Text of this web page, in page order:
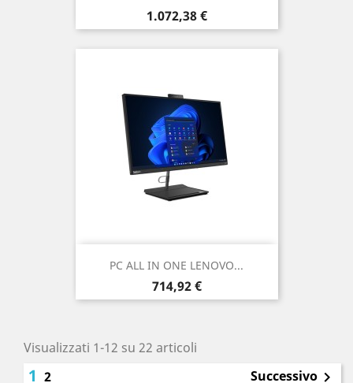
Prezzo
1.072,38 €
PC ALL IN ONE LENOVO...
Prezzo
714,92 €
Visualizzati 1-12 su 22 articoli
1 2 Successivo 